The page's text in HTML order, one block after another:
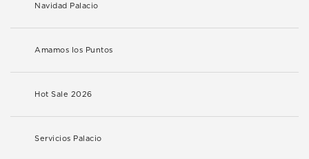
Navidad Palacio
Amamos los Puntos
Hot Sale 2026
Servicios Palacio